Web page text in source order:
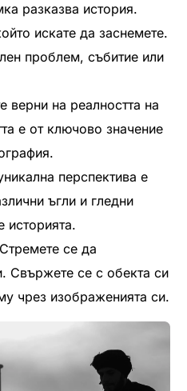
разказва история.
искате да заснемете.
проблем, събитие или
верни на реалността на
е от ключово значение
перспектива е
ъгли и гледни
историята.
се да
Свържете се с обекта си
чрез изображенията си.